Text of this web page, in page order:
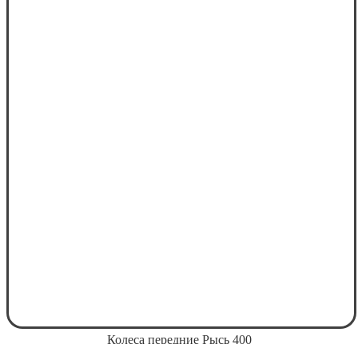
Колеса передние Рысь 400